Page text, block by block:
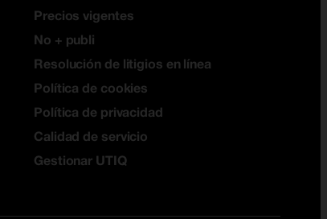
Precios vigentes
No + publi
Resolución de litigios en línea
Política de cookies
Política de privacidad
Calidad de servicio
Gestionar UTIQ